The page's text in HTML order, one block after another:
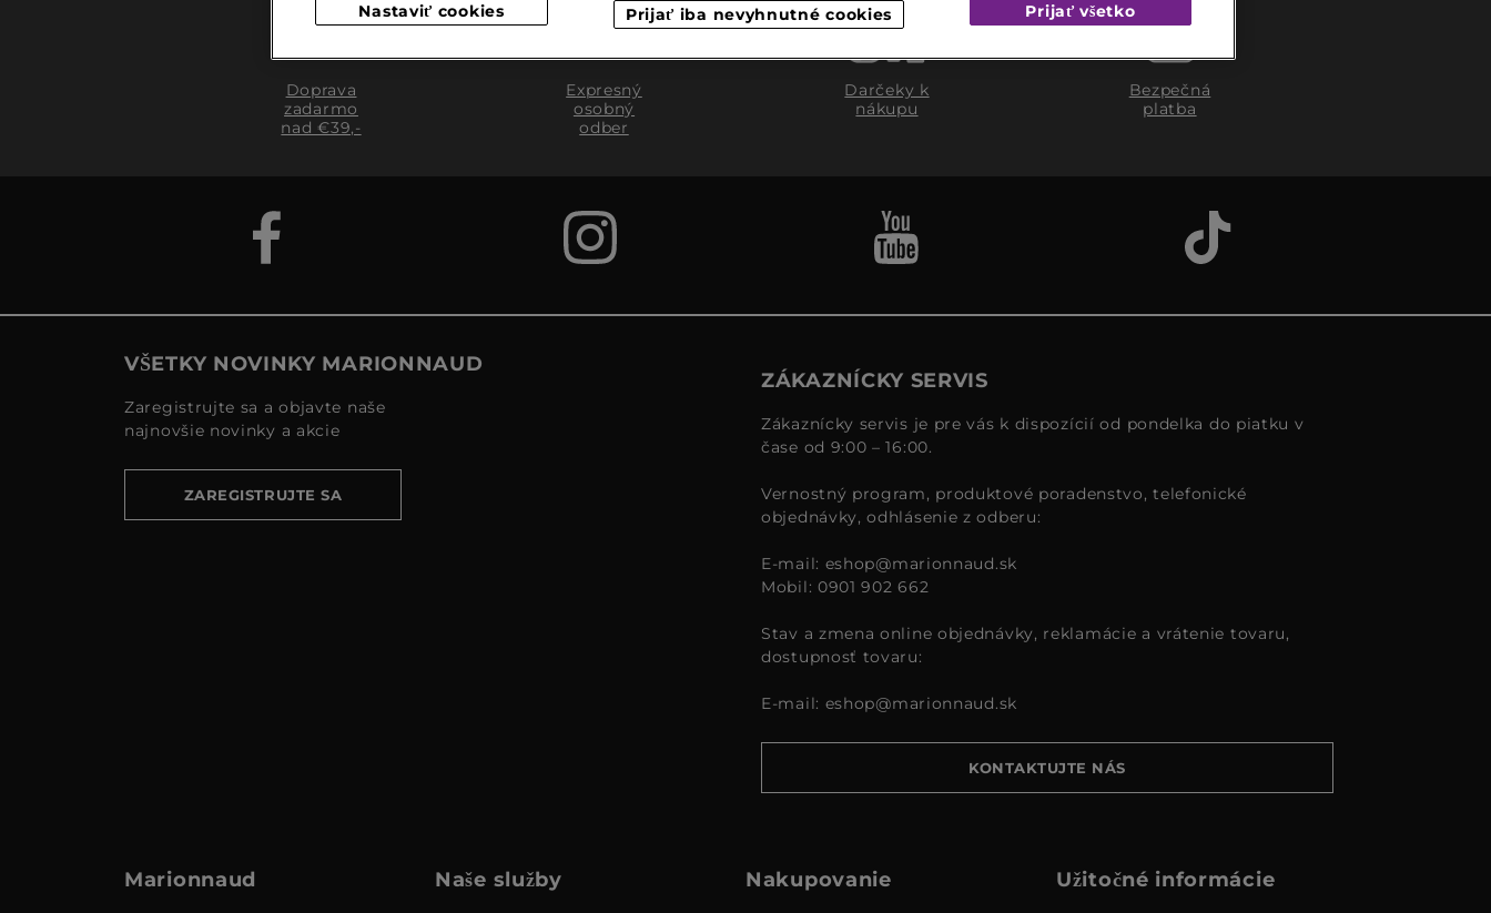
Doprava
zadarmo
nad €39,-
Expresný
osobný
odber
Darčeky k
nákupu
Bezpečná
platba
VŠETKY NOVINKY MARIONNAUD
Zaregistrujte sa a objavte naše
najnovšie novinky a akcie
ZAREGISTRUJTE SA
ZÁKAZNÍCKY SERVIS
Zákaznícky servis je pre vás k dispozícií od pondelka do piatku v
čase od 9:00 – 16:00.
Vernostný program, produktové poradenstvo, telefonické
objednávky, odhlásenie z odberu:
E-mail: eshop@marionnaud.sk
Mobil: 0901 902 662
Stav a zmena online objednávky, reklamácie a vrátenie tovaru,
dostupnosť tovaru:
E-mail: eshop@marionnaud.sk
KONTAKTUJTE NÁS
Marionnaud Naše služby Nakupovanie Užitočné informácie
Nastaviť cookies Prijať iba nevyhnutné cookies Prijať všetko